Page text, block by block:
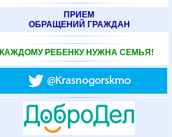
ПРИЕМ
ОБРАЩЕНИЙ ГРАЖДАН
КАЖДОМУ РЕБЕНКУ НУЖНА СЕМЬЯ!